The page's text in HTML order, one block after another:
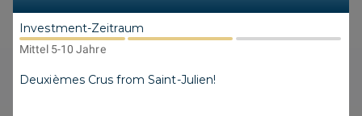
Investment-Zeitraum
Mittel 5-10 Jahre
Deuxièmes Crus from Saint-Julien!